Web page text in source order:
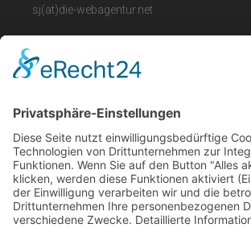
sj(at)die-webagentur.net
LEGAL
Impressum
Datenschutz
Barrierefreiheit
ÖFFNUNGSZEITEN